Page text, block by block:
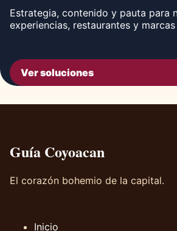
Estrategia, contenido y pauta para
experiencias, restaurantes y
Ver soluciones
Guía Coyoacan
El corazón bohemio de la capital.
Inicio